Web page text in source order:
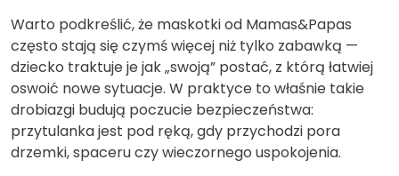
Warto podkreślić, że maskotki od Mamas&Papas
często stają się czymś więcej niż tylko zabawką —
dziecko traktuje je jak „swoją” postać, z którą łatwiej
oswoić nowe sytuacje. W praktyce to właśnie takie
drobiazgi budują poczucie bezpieczeństwa:
przytulanka jest pod ręką, gdy przychodzi pora
drzemki, spaceru czy wieczornego uspokojenia.